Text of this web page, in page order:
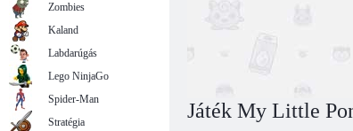
Játék My Little
Zombies
Kaland
Labdarúgás
Lego NinjaGo
Spider-Man
Stratégia